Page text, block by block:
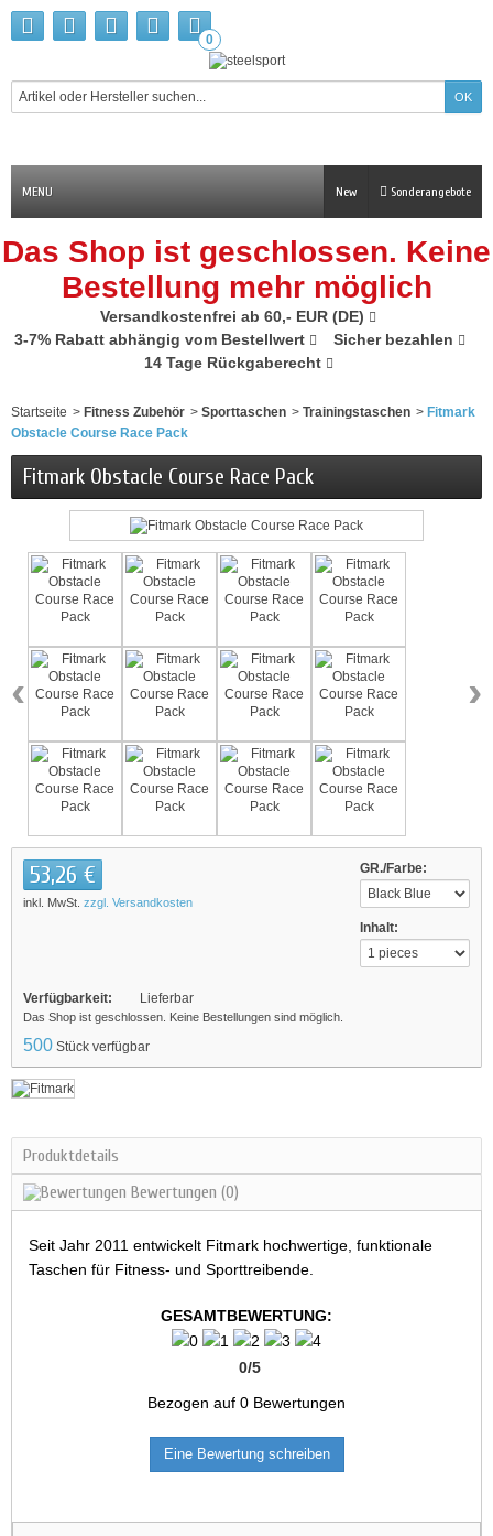
0
MENU Sonderangebote
New
Das Shop ist geschlossen. Keine
Bestellung mehr möglich
Versandkostenfrei ab 60,- EUR (DE)
3-7% Rabatt abhängig vom Bestellwert
Sicher bezahlen
14 Tage Rückgaberecht
Startseite > Fitness Zubehör > Sporttaschen > Trainingstaschen > Fitmark
Obstacle Course Race Pack
Fitmark Obstacle Course Race Pack
‹ ›
GR./Farbe:
Inhalt:
53,26 €
inkl. MwSt. zzgl. Versandkosten
Verfügbarkeit: Lieferbar
Das Shop ist geschlossen. Keine Bestellungen sind möglich.
500 Stück verfügbar
Produktdetails
Bewertungen (0)
Seit Jahr 2011 entwickelt Fitmark hochwertige, funktionale
Taschen für Fitness- und Sporttreibende.
GESAMTBEWERTUNG:
0/5
Bezogen auf 0 Bewertungen
Eine Bewertung schreiben